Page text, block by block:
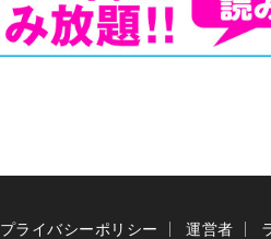
プライバシーポリシー 運営者